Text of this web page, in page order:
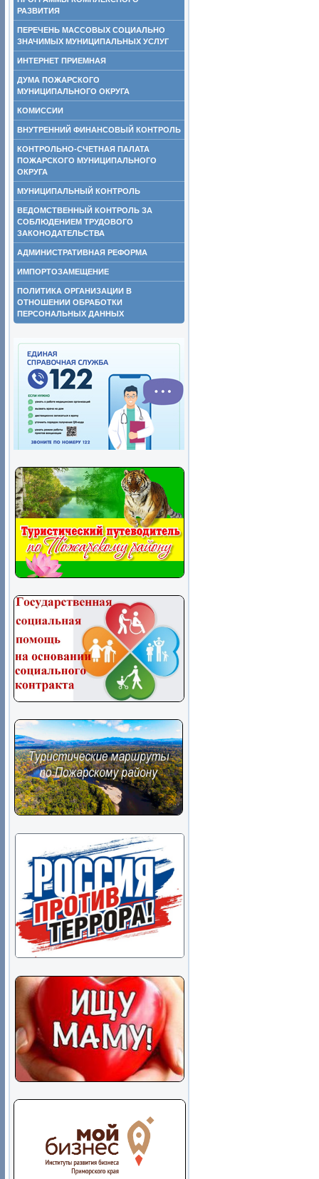
РАЗВИТИЯ
ПЕРЕЧЕНЬ МАССОВЫХ СОЦИАЛЬНО
ЗНАЧИМЫХ МУНИЦИПАЛЬНЫХ УСЛУГ
ИНТЕРНЕТ ПРИЕМНАЯ
ДУМА ПОЖАРСКОГО
МУНИЦИПАЛЬНОГО ОКРУГА
КОМИССИИ
ВНУТРЕННИЙ ФИНАНСОВЫЙ КОНТРОЛЬ
КОНТРОЛЬНО-СЧЕТНАЯ ПАЛАТА
ПОЖАРСКОГО МУНИЦИПАЛЬНОГО
ОКРУГА
МУНИЦИПАЛЬНЫЙ КОНТРОЛЬ
ВЕДОМСТВЕННЫЙ КОНТРОЛЬ ЗА
СОБЛЮДЕНИЕМ ТРУДОВОГО
ЗАКОНОДАТЕЛЬСТВА
АДМИНИСТРАТИВНАЯ РЕФОРМА
ИМПОРТОЗАМЕЩЕНИЕ
ПОЛИТИКА ОРГАНИЗАЦИИ В
ОТНОШЕНИИ ОБРАБОТКИ
ПЕРСОНАЛЬНЫХ ДАННЫХ